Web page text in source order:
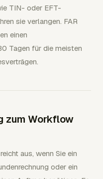
TIN- oder EFT-
sie verlangen. FAR
einen
Tagen für die meisten
zum Workflow
aus, wenn Sie ein
oder ein